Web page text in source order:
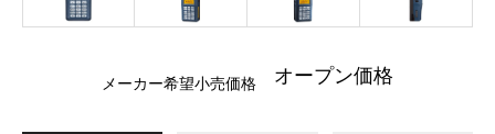
メーカー希望小売価格 オープン価格